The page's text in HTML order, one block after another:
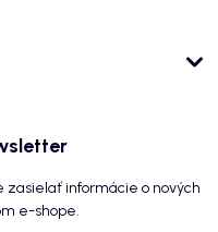
informácie o nových
e-shope.